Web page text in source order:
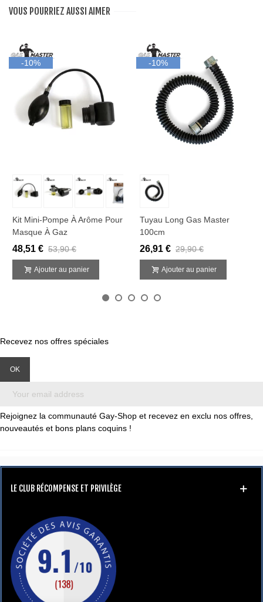
VOUS POURRIEZ AUSSI AIMER
-10%
Kit Mini-Pompe À Arôme Pour
Masque À Gaz
48,51 € 53,90 €
Ajouter au panier
-10%
Tuyau Long Gas Master
100cm
26,91 € 29,90 €
Ajouter au panier
Recevez nos offres spéciales
Rejoignez la communauté Gay-Shop et recevez en exclu nos offres,
nouveautés et bons plans coquins !
LE CLUB RÉCOMPENSE ET PRIVILÈGE